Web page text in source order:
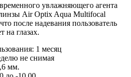
увлажняющего агента
Air Optix Aqua Multifocal
после надевания пользователь
на глазах.
1 месяц
не снимая
мм.